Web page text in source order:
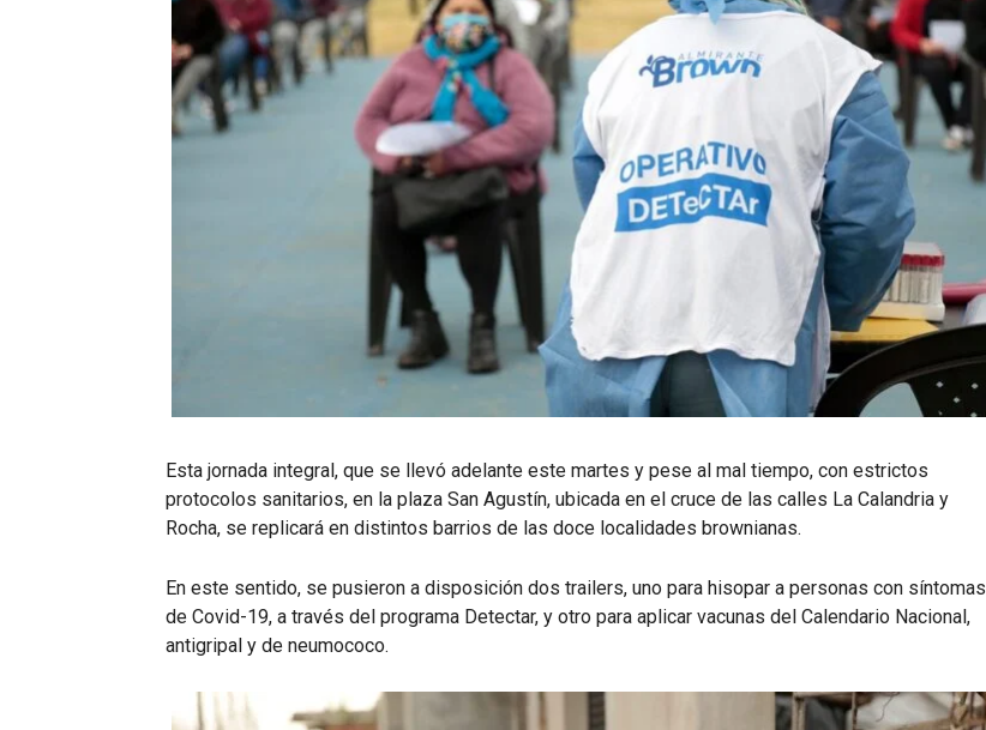
Esta jornada integral, que se llevó adelante este martes y pese al mal tiempo, con estrictos
protocolos sanitarios, en la plaza San Agustín, ubicada en el cruce de las calles La Calandria y
Rocha, se replicará en distintos barrios de las doce localidades brownianas.
En este sentido, se pusieron a disposición dos trailers, uno para hisopar a personas con síntomas
de Covid-19, a través del programa Detectar, y otro para aplicar vacunas del Calendario Nacional,
antigripal y de neumococo.